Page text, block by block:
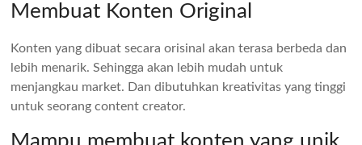
Membuat Konten Original
Konten yang dibuat secara orisinal akan terasa berbeda dan
lebih menarik. Sehingga akan lebih mudah untuk
menjangkau market. Dan dibutuhkan kreativitas yang tinggi
untuk seorang content creator.